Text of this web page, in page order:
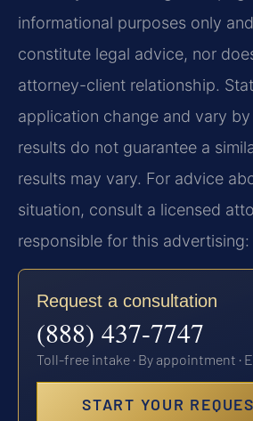
informational purposes only
constitute legal advice, nor
attorney-client relationship.
application change and vary
results do not guarantee a
results may vary. For advice
situation, consult a licensed
responsible for this advertising:
Request a consultation
(888) 437-7747
Toll-free intake · By appointment ·
START YOUR